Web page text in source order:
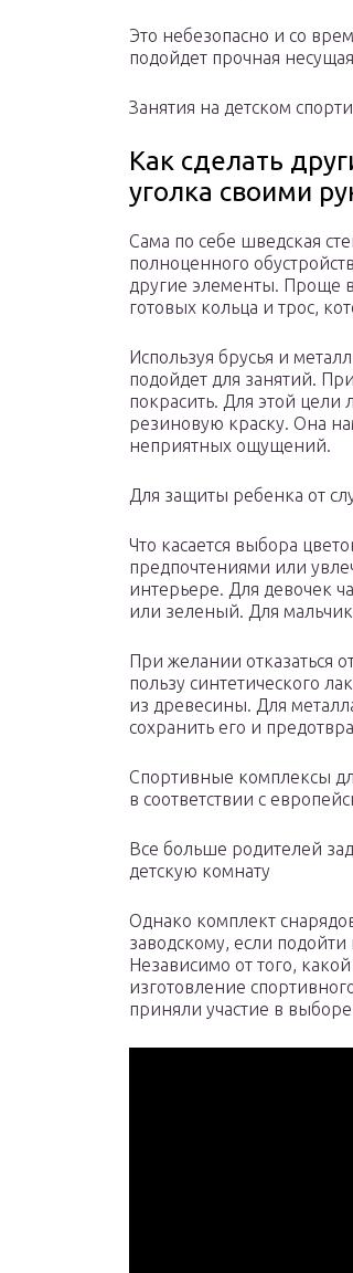
Это небезопасно и со
подойдет прочная
Занятия на детском
Как сделать
уголка своими
Сама по себе шведская
полноценного
другие элементы. Проще
готовых кольца и трос,
Используя брусья и
подойдет для занятий.
покрасить. Для этой цели
резиновую краску. Она
неприятных ощущений.
Для защиты ребенка от
Что касается выбора
предпочтениями или
интерьере. Для девочек
или зеленый. Для
При желании отказаться
пользу синтетического
из древесины. Для
сохранить его и
Спортивные комплексы
в соответствии с
Все больше родителей
детскую комнату
Однако комплект
заводскому, если
Независимо от того,
изготовление
приняли участие в